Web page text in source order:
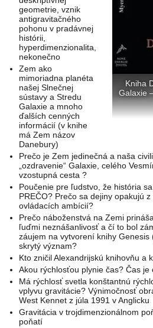
Kniha
Galaxie
geometrie, vznik
antigravitačného
pohonu v pradávnej
histórii,
hyperdimenzionalita,
nekonečno
Zem ako
mimoriadna planéta
našej Slnečnej
sústavy a Stredu
Galaxie a mnoho
ďalších cenných
informácií (v knihe
má Zem názov
Danebury)
Prečo je Zem jedinečná a naša
„ozdravenie“ Galaxie, celého
vzostupná cesta ?
Poučenie pre ľudstvo, že história
PREČO? Prečo sa dejiny opakujú
ovládacích ambícií?
Prečo náboženstvá na Zemi
ľuďmi neznášanlivosť a čí to bol
záujem na vytvorení knihy Genesis
skrytý význam?
Kto zničil Alexandrijskú knihovňu a
Akou rýchlosťou plynie čas? Čas
Má rýchlosť svetla konštantnú
vplyvu gravitácie? Výnimočnosť
West Kennet z júla 1991 v Anglicku
Gravitácia v trojdimenzionálnom
poňatí